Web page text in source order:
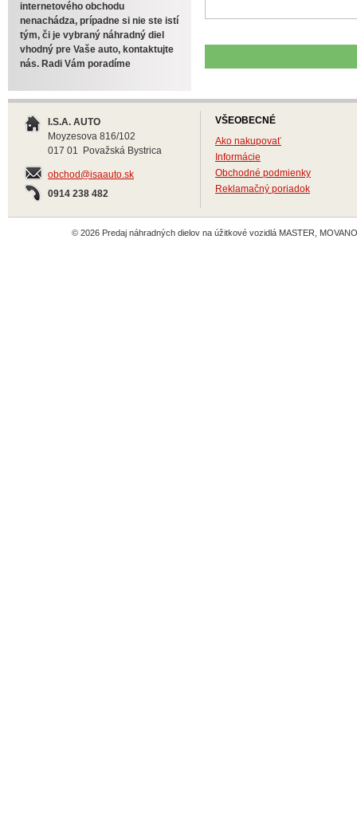
internetového obchodu
nenachádza, prípadne si nie ste istí
tým, či je vybraný náhradný diel
vhodný pre Vaše auto, kontaktujte
nás. Radi Vám poradíme
I.S.A. AUTO
Moyzesova 816/102
017 01 Považská Bystrica
obchod@isaauto.sk
0914 238 482
VŠEOBECNÉ
Ako nakupovať
Informácie
Obchodné podmienky
Reklamačný poriadok
© 2026 Predaj náhradných dielov na úžitkové vozidlá MASTER,